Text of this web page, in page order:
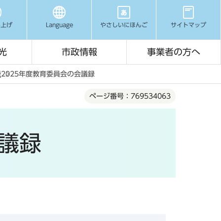
げ Language やさしいにほんご サイトマップ
市政情報 事業者の方へ
2025年度教育委員会の会議録
ページ番号：769534063
録